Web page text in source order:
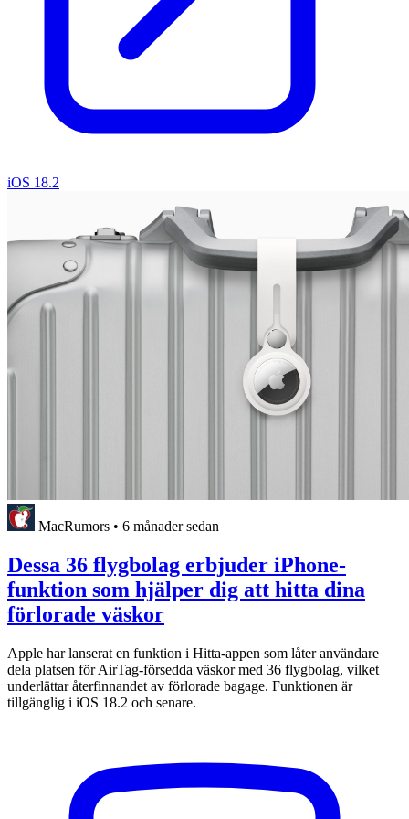
iOS 18.2
MacRumors • 6 månader sedan
Dessa 36 flygbolag erbjuder iPhone-
funktion som hjälper dig att hitta dina
förlorade väskor
Apple har lanserat en funktion i Hitta-appen som låter användare
dela platsen för AirTag-försedda väskor med 36 flygbolag, vilket
underlättar återfinnandet av förlorade bagage. Funktionen är
tillgänglig i iOS 18.2 och senare.